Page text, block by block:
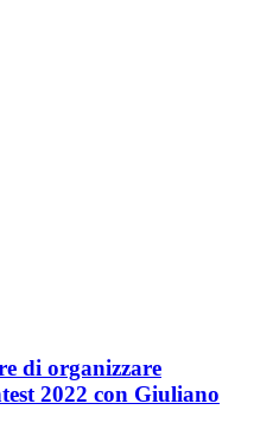
di organizzare
2022 con Giuliano